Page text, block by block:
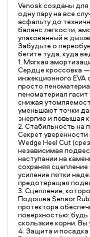
Venosk созданы
одну пару на все
асфальту до
баланс легкости,
упакованный в
Забудьте о
бегите туда, куда
1. Мягкая
Сердце кроссовка
инжекционного EVA
просто
пеноматериал
снижая
уменьшают точки
энергию и повышая
2. Стабильность на
Секрет
Wedge Heel Cut
независимая
наступании на
сохраняя
усиление пятки
предотвращая
3. Сцепление,
Подошва Sensor
протектора
поверхностью: будь
скользкие корни.
4. Защита и посадка